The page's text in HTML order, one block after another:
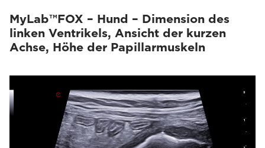
MyLab™FOX – Hund – Dimension des
linken Ventrikels, Ansicht der kurzen
Achse, Höhe der Papillarmuskeln